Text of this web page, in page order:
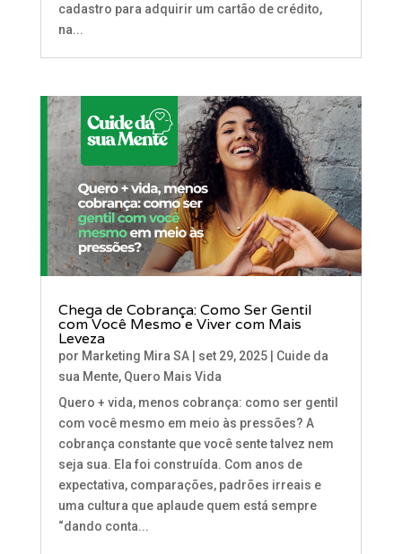
cadastro para adquirir um cartão de crédito,
na...
Chega de Cobrança: Como Ser Gentil
com Você Mesmo e Viver com Mais
Leveza
por Marketing Mira SA| set 29, 2025| Cuide da
sua Mente, Quero Mais Vida
Quero + vida, menos cobrança: como ser gentil
com você mesmo em meio às pressões? A
cobrança constante que você sente talvez nem
seja sua. Ela foi construída. Com anos de
expectativa, comparações, padrões irreais e
uma cultura que aplaude quem está sempre
“dando conta...